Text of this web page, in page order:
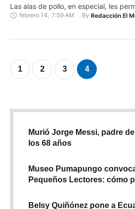
Las alas de pollo, en especial, les
en el judo.
febrero 14, 7:59 AM By Redacción El
1 2 3 4
Murió Jorge Messi, padre
los 68 años
Museo Pumapungo
Pequeños Lectores: cómo
Belsy Quiñónez pone a